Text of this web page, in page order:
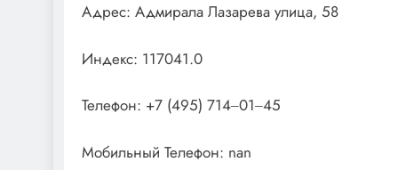
Адрес: Адмирала Лазарева улица, 58
Индекс: 117041.0
Телефон: +7 (495) 714‒01‒45
Мобильный Телефон: nan